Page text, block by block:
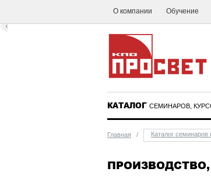
О компании Обучение
КАТАЛОГ СЕМИНАРОВ,
Главная / Каталог семинаров